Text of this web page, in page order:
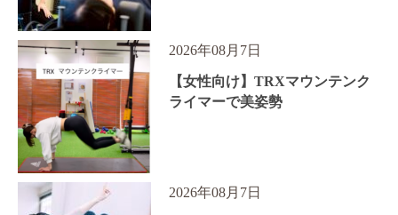
2026年08月7日
【女性向け】TRXマウンテンク
ライマーで美姿勢
2026年08月7日